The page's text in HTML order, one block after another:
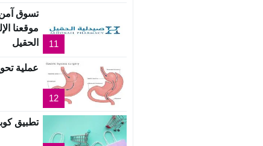
11
تسوق
موقعنا
الحقيل
12
عملية
تطبيق